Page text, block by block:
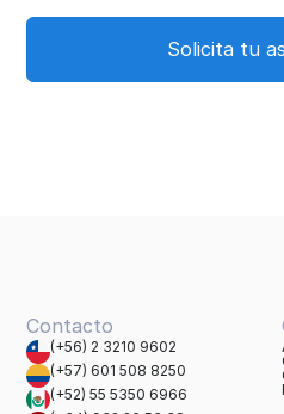
Solicita tu
Contacto
(+56) 2 3210 9602
(+57) 601 508 8250
(+52) 55 5350 6966